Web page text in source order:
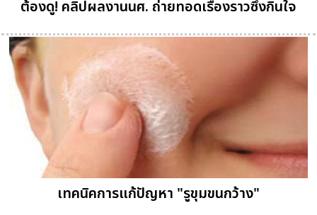
ต้องดู! คลิปผลงานนศ. ถ่ายทอดเรื่องราวซึ้งกินใจ
เทคนิคการแก้ปัญหา "รูขุมขนกว้าง"